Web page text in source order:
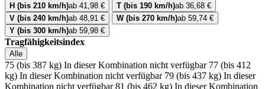
H (bis 210 km/h)ab 41,98 € T (bis 190 km/h)ab 36,68 €
V (bis 240 km/h)ab 48,91 € W (bis 270 km/h)ab 59,74 €
Y (bis 300 km/h)ab 59,98 €
Tragfähigkeitsindex
Alle
75 (bis 387 kg) In dieser Kombination nicht verfügbar 77 (bis 412
kg) In dieser Kombination nicht verfügbar 79 (bis 437 kg) In dieser
Kombination nicht verfügbar 81 (bis 462 kg) In dieser Kombination